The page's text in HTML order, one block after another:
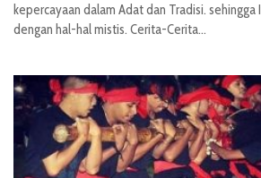
kepercayaan dalam Adat dan Tradisi.
dengan hal-hal mistis. Cerita-Cerita...